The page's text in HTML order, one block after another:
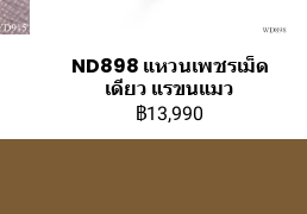
ND898 แหวนเพชรเม็ด
เดียว แรขนแมว
฿13,990